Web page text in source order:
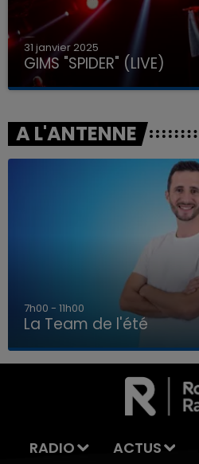
LA TEAM DE L'ÉTÉ
31 janvier 2025
GIMS "SPIDER" (LIVE)
A L'ANTENNE
7h00 - 11h00
La Team de l'été
RADIO ACTUS